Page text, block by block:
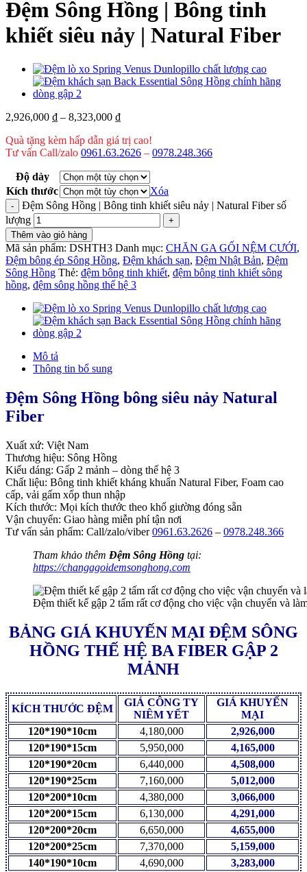
Đệm Sông Hồng | Bông tinh
khiết siêu nảy | Natural Fiber
2,926,000 ₫ – 8,323,000 ₫
Quà tặng kèm hấp dẫn giá trị cao!
Tư vấn Call/zalo 0961.63.2626 – 0978.248.366
Độ dày
Kích thước
Xóa
Đệm Sông Hồng | Bông tinh khiết siêu nảy | Natural Fiber số
lượng
Thêm vào giỏ hàng
Mã sản phẩm: DSHTH3 Danh mục: CHĂN GA GỐI NỆM CƯỚI,
Đệm bông ép Sông Hồng, Đệm khách sạn, Đệm Nhật Bản, Đệm
Sông Hồng Thẻ: đệm bông tinh khiết, đệm bông tinh khiết sông
hồng, đệm sông hồng thế hệ 3
Mô tả
Thông tin bổ sung
Đệm Sông Hồng bông siêu nảy Natural
Fiber
Xuất xứ: Việt Nam
Thương hiệu: Sông Hồng
Kiểu dáng: Gấp 2 mảnh – dòng thế hệ 3
Chất liệu: Bông tinh khiết kháng khuẩn Natural Fiber, Foam cao
cấp, vải gấm xốp thun nhập
Kích thước: Mọi kích thước theo khổ giường đóng sẵn
Vận chuyển: Giao hàng miễn phí tận nơi
Tư vấn sản phẩm: Call/zalo/viber0961.63.2626 – 0978.248.366
Tham khảo thêm Đệm Sông Hồng tại:
https://changagoidemsonghong.com
Đệm thiết kế gập 2 tấm rất cơ động cho việc vận chuyển và
BẢNG GIÁ KHUYẾN MẠI ĐỆM SÔNG
HỒNG THẾ HỆ BA FIBER GẬP 2
MẢNH
KÍCH THƯỚC ĐỆM
GIÁ CÔNG TY
NIÊM YẾT
GIÁ KHUYẾN
MẠI
120*190*10cm
4,180,000
2,926,000
120*190*15cm
5,950,000
4,165,000
120*190*20cm
6,440,000
4,508,000
120*190*25cm
7,160,000
5,012,000
120*200*10cm
4,380,000
3,066,000
120*200*15cm
6,130,000
4,291,000
120*200*20cm
6,650,000
4,655,000
120*200*25cm
7,370,000
5,159,000
140*190*10cm
4,690,000
3,283,000